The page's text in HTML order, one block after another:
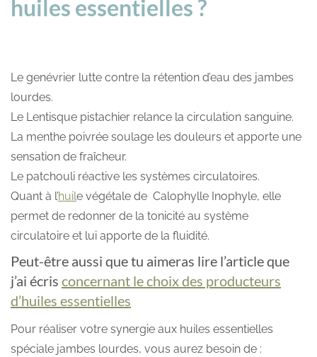
huiles essentielles ?
Le genévrier lutte contre la rétention d’eau des jambes
lourdes.
Le Lentisque pistachier relance la circulation sanguine.
La menthe poivrée soulage les douleurs et apporte une
sensation de fraîcheur.
Le patchouli réactive les systèmes circulatoires.
Quant à l’huile végétale de Calophylle Inophyle, elle
permet de redonner de la tonicité au système
circulatoire et lui apporte de la fluidité.
Peut-être aussi que tu aimeras lire l’article que
j’ai écris concernant le choix des producteurs
d’huiles essentielles
Pour réaliser votre synergie aux huiles essentielles
spéciale jambes lourdes, vous aurez besoin de :